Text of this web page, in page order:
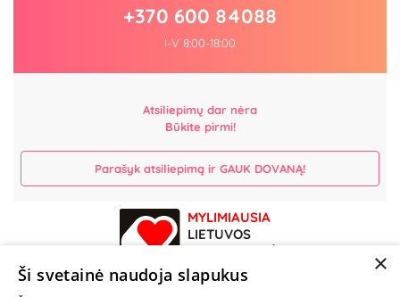
+370 600 84088
I-V 8:00-18:00
Atsiliepimų dar nėra
Būkite pirmi!
Parašyk atsiliepimą ir GAUK DOVANĄ!
MYLIMIAUSIA
LIETUVOS
PARDUOTUVĖ
×
Ši svetainė naudoja slapukus